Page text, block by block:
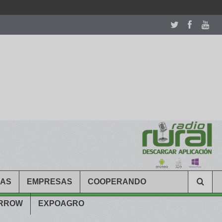
EMPRESAS COOPERANDO
EXPOAGRO